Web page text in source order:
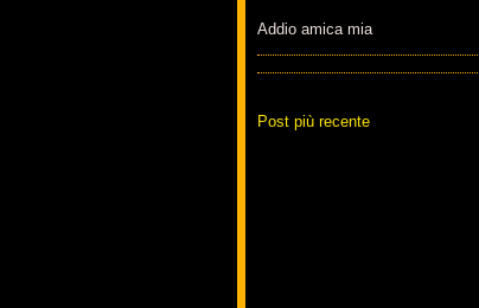
Addio amica mia
Post più recente